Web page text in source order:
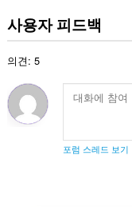
사용자 피드백
의견: 5
포럼 스레드 보기